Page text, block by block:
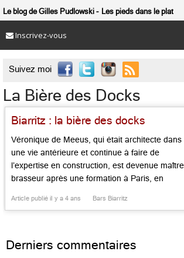
Le blog de Gilles Pudlowski Les pieds dans le plat
Inscrivez-vous
Suivez moi 
La Bière des Docks
Biarritz : la bière des docks
Véronique de Meeus, qui était architecte dans
une vie antérieure et continue à faire de
l’expertise en construction, est devenue
brasseur après une formation à Paris, en
ancienne tuilerie face à la gare de Biarritz, elle
Article publié il y a 4 ans Bars Biarritz
Derniers commentaires